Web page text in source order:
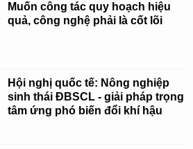
Muốn công tác quy hoạch hiệu
quả, công nghệ phải là cốt lõi
Hội nghị quốc tế: Nông nghiệp
sinh thái ĐBSCL - giải pháp trọng
tâm ứng phó biến đổi khí hậu